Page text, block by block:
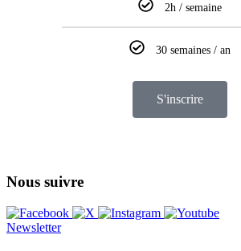
2h / semaine
30 semaines / an
S'inscrire
Nous suivre
Newsletter